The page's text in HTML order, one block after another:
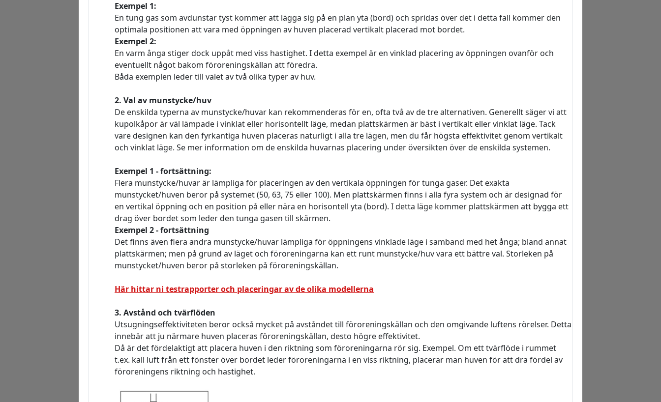
Exempel 1:
En tung gas som avdunstar tyst kommer att lägga sig på en plan yta (bord) och spridas över det i detta fall kommer den
optimala positionen att vara med öppningen av huven placerad vertikalt placerad mot bordet.
Exempel 2:
En varm ånga stiger dock uppåt med viss hastighet. I detta exempel är en vinklad placering av öppningen ovanför och
eventuellt något bakom föroreningskällan att föredra.
Båda exemplen leder till valet av två olika typer av huv.
2. Val av munstycke/huv
De enskilda typerna av munstycke/huvar kan rekommenderas för en, ofta två av de tre alternativen. Generellt säger vi att
kupolkåpor är väl lämpade i vinklat eller horisontellt läge, medan plattskärmen är bäst i vertikalt eller vinklat läge. Tack
vare designen kan den fyrkantiga huven placeras naturligt i alla tre lägen, men du får högsta effektivitet genom vertikalt
och vinklat läge. Se mer information om de enskilda huvarnas placering under översikten över de enskilda systemen.
Exempel 1 - fortsättning:
Flera munstycke/huvar är lämpliga för placeringen av den vertikala öppningen för tunga gaser. Det exakta
munstycket/huven beror på systemet (50, 63, 75 eller 100). Men plattskärmen finns i alla fyra system och är designad för
en vertikal öppning och en position på eller nära en horisontell yta (bord). I detta läge kommer plattskärmen att bygga ett
drag över bordet som leder den tunga gasen till skärmen.
Exempel 2 - fortsättning
Det finns även flera andra munstycke/huvar lämpliga för öppningens vinklade läge i samband med het ånga; bland annat
plattskärmen; men på grund av läget och föroreningarna kan ett runt munstycke/huv vara ett bättre val. Storleken på
munstycket/huven beror på storleken på föroreningskällan.
Här hittar ni testrapporter och placeringar av de olika modellerna
3. Avstånd och tvärflöden
Utsugningseffektiviteten beror också mycket på avståndet till föroreningskällan och den omgivande luftens rörelser. Detta
innebär att ju närmare huven placeras föroreningskällan, desto högre effektivitet.
Då är det fördelaktigt att placera huven i den riktning som föroreningarna rör sig. Exempel. Om ett tvärflöde i rummet
t.ex. kall luft från ett fönster över bordet leder föroreningarna i en viss riktning, placerar man huven för att dra fördel av
föroreningens riktning och hastighet.